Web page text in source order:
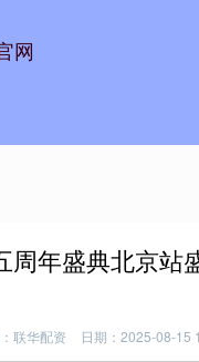
网
周年盛典北京站
联华配资 日期：2025-08-15